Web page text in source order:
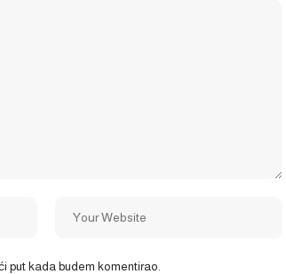
put kada budem komentirao.